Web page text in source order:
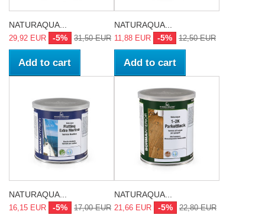
NATURAQUA...
29,92 EUR -5% 31,50 EUR
Add to cart
NATURAQUA...
11,88 EUR -5% 12,50 EUR
Add to cart
NATURAQUA...
16,15 EUR -5% 17,00 EUR
NATURAQUA...
21,66 EUR -5% 22,80 EUR